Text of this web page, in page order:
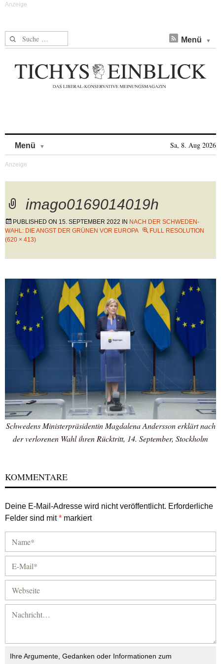
Suche nach: Menü
Menü Sa, 8. Aug 2026
imago0169014019h
PUBLISHED ON 15. SEPTEMBER 2022 IN NACH DER SCHWEDEN-
WAHL: DIE ANGST DER GRÜNEN VOR EUROPA
FULL RESOLUTION
(620 × 413)
Schwedens Ministerpräsidentin Magdalena Andersson erklärt nach
der verlorenen Wahl ihren Rücktritt, 14. September, Stockholm
KOMMENTARE
Deine E-Mail-Adresse wird nicht veröffentlicht. Erforderliche
Felder sind mit* markiert
Ihre Argumente, Gedanken oder Informationen zum